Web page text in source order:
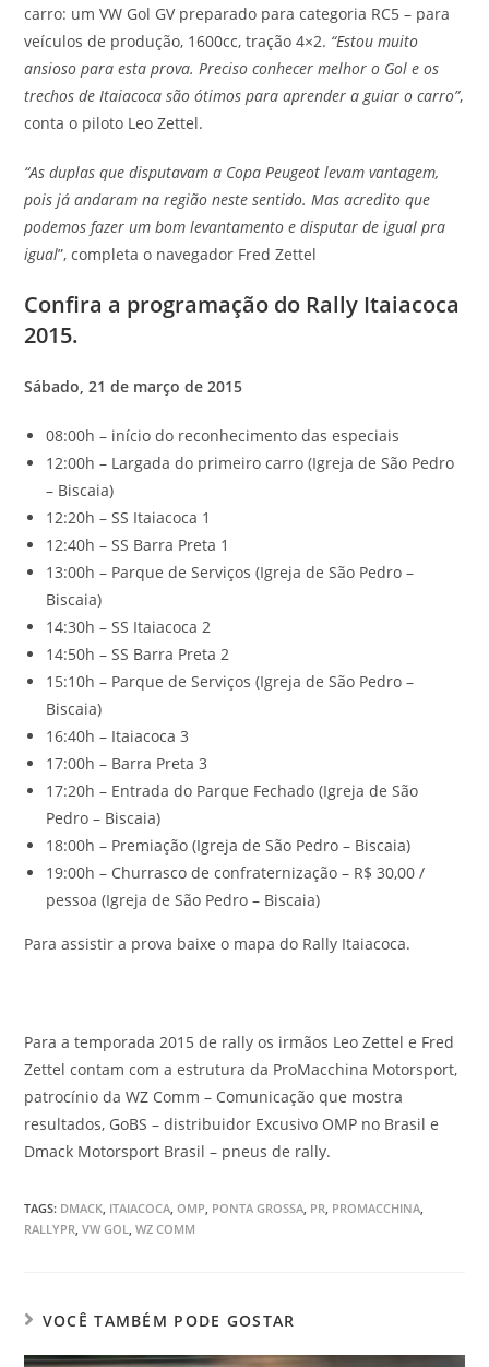
carro: um VW Gol GV preparado para categoria RC5 – para
veículos de produção, 1600cc, tração 4×2. “Estou muito
ansioso para esta prova. Preciso conhecer melhor o Gol e os
trechos de Itaiacoca são ótimos para aprender a guiar o carro”,
conta o piloto Leo Zettel.
“As duplas que disputavam a Copa Peugeot levam vantagem,
pois já andaram na região neste sentido. Mas acredito que
podemos fazer um bom levantamento e disputar de igual pra
igual”, completa o navegador Fred Zettel
Confira a programação do Rally Itaiacoca
2015.
Sábado, 21 de março de 2015
08:00h – início do reconhecimento das especiais
12:00h – Largada do primeiro carro (Igreja de São Pedro
– Biscaia)
12:20h – SS Itaiacoca 1
12:40h – SS Barra Preta 1
13:00h – Parque de Serviços (Igreja de São Pedro –
Biscaia)
14:30h – SS Itaiacoca 2
14:50h – SS Barra Preta 2
15:10h – Parque de Serviços (Igreja de São Pedro –
Biscaia)
16:40h – Itaiacoca 3
17:00h – Barra Preta 3
17:20h – Entrada do Parque Fechado (Igreja de São
Pedro – Biscaia)
18:00h – Premiação (Igreja de São Pedro – Biscaia)
19:00h – Churrasco de confraternização – R$ 30,00 /
pessoa (Igreja de São Pedro – Biscaia)
Para assistir a prova baixe o mapa do Rally Itaiacoca.
Para a temporada 2015 de rally os irmãos Leo Zettel e Fred
Zettel contam com a estrutura da ProMacchina Motorsport,
patrocínio da WZ Comm – Comunicação que mostra
resultados, GoBS – distribuidor Excusivo OMP no Brasil e
Dmack Motorsport Brasil – pneus de rally.
TAGS: DMACK, ITAIACOCA, OMP, PONTA GROSSA, PR, PROMACCHINA,
RALLYPR, VW GOL, WZ COMM
VOCÊ TAMBÉM PODE GOSTAR